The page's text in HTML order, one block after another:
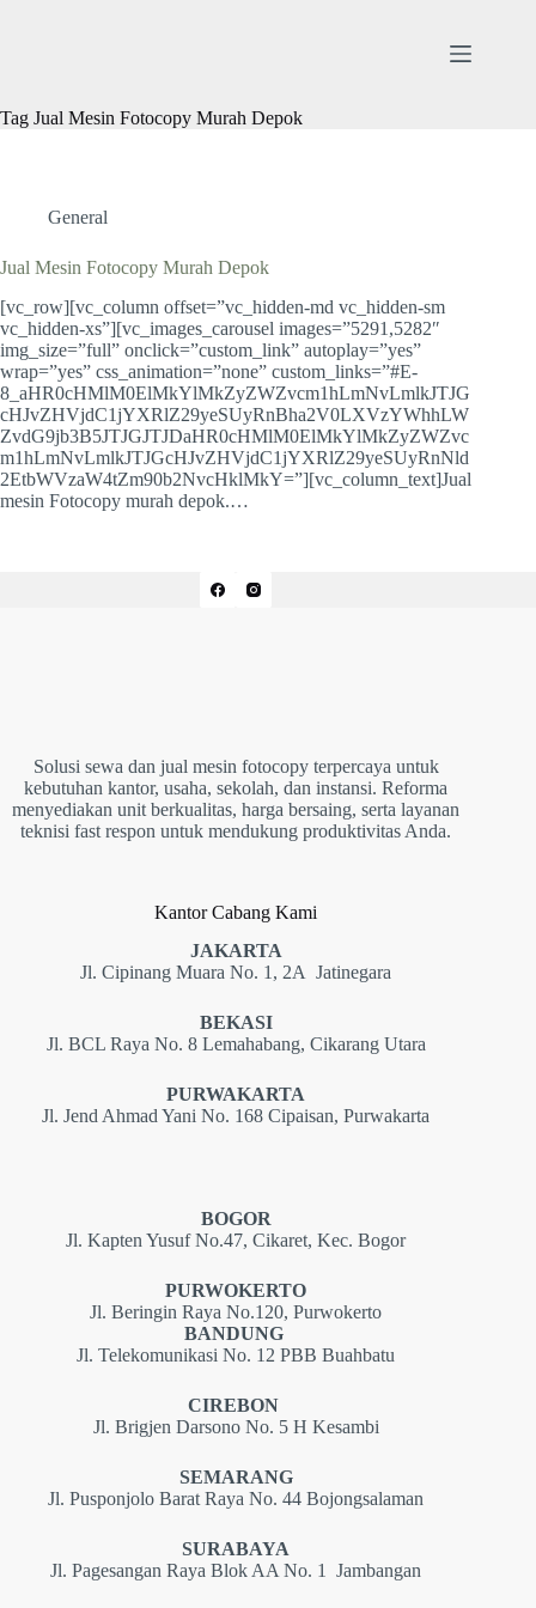
Tag Jual Mesin Fotocopy Murah Depok
General
Jual Mesin Fotocopy Murah Depok
[vc_row][vc_column offset=”vc_hidden-md vc_hidden-sm
vc_hidden-xs”][vc_images_carousel images=”5291,5282″
img_size=”full” onclick=”custom_link” autoplay=”yes”
wrap=”yes” css_animation=”none” custom_links=”#E-
8_aHR0cHMlM0ElMkYlMkZyZWZvcm1hLmNvLmlkJTJG
cHJvZHVjdC1jYXRlZ29yeSUyRnBha2V0LXVzYWhhLW
ZvdG9jb3B5JTJGJTJDaHR0cHMlM0ElMkYlMkZyZWZvc
m1hLmNvLmlkJTJGcHJvZHVjdC1jYXRlZ29yeSUyRnNld
2EtbWVzaW4tZm90b2NvcHklMkY=”][vc_column_text]Jual
mesin Fotocopy murah depok.…
Solusi sewa dan jual mesin fotocopy terpercaya untuk
kebutuhan kantor, usaha, sekolah, dan instansi. Reforma
menyediakan unit berkualitas, harga bersaing, serta layanan
teknisi fast respon untuk mendukung produktivitas Anda.
Kantor Cabang Kami
JAKARTA
Jl. Cipinang Muara No. 1, 2A Jatinegara
BEKASI
Jl. BCL Raya No. 8 Lemahabang, Cikarang Utara
PURWAKARTA
Jl. Jend Ahmad Yani No. 168 Cipaisan, Purwakarta
BOGOR
Jl. Kapten Yusuf No.47, Cikaret, Kec. Bogor
PURWOKERTO
Jl. Beringin Raya No.120, Purwokerto
BANDUNG
Jl. Telekomunikasi No. 12 PBB Buahbatu
CIREBON
Jl. Brigjen Darsono No. 5 H Kesambi
SEMARANG
Jl. Pusponjolo Barat Raya No. 44 Bojongsalaman
SURABAYA
Jl. Pagesangan Raya Blok AA No. 1 Jambangan